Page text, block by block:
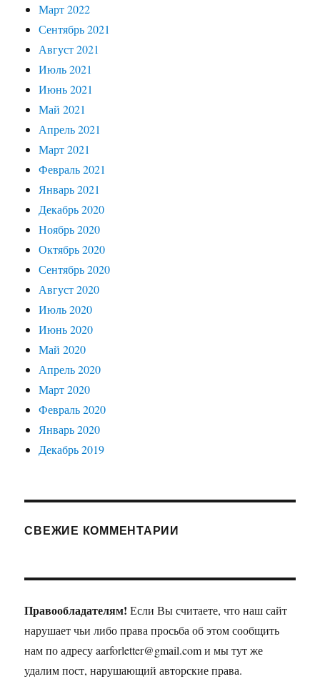
Март 2022
Сентябрь 2021
Август 2021
Июль 2021
Июнь 2021
Май 2021
Апрель 2021
Март 2021
Февраль 2021
Январь 2021
Декабрь 2020
Ноябрь 2020
Октябрь 2020
Сентябрь 2020
Август 2020
Июль 2020
Июнь 2020
Май 2020
Апрель 2020
Март 2020
Февраль 2020
Январь 2020
Декабрь 2019
СВЕЖИЕ КОММЕНТАРИИ
Правообладателям! Если Вы считаете, что наш сайт
нарушает чьи либо права просьба об этом сообщить
нам по адресу aarforletter@gmail.com и мы тут же
удалим пост, нарушающий авторские права.